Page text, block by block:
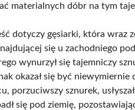
materialnych dóbr na tym
dotyczy gęsiarki, która wraz
się u zachodniego
wynurzył się tajemniczy
okazał się być niewymiernie
porzuciwszy sznurek,
się pod ziemię,